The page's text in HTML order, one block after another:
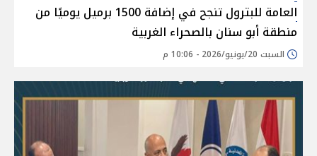
العامة للبترول تنجح في إضافة 1500 برميل يوميًا من
منطقة أبو سنان بالصحراء الغربية
السبت 20/يونيو/2026 - 10:06 م